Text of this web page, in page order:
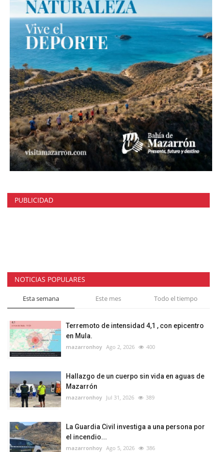
PUBLICIDAD
NOTICIAS POPULARES
Esta semana Este mes Todo el tiempo
Terremoto de intensidad 4,1 , con epicentro
en Mula.
mazarronhoy Ago 2, 2026 400
Hallazgo de un cuerpo sin vida en aguas de
Mazarrón
mazarronhoy Jul 31, 2026 389
La Guardia Civil investiga a una persona por
el incendio...
mazarronhoy Ago 5, 2026 386